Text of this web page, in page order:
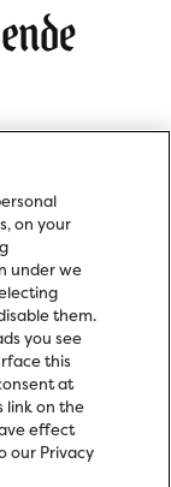
on your
under we
them.
you see
this
at
link on the
effect
our Privacy